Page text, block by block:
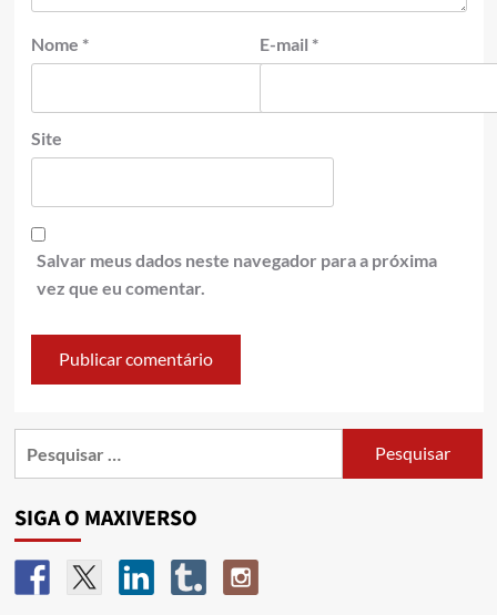
Nome * E-mail *
Site
Salvar meus dados neste navegador para a próxima
vez que eu comentar.
SIGA O MAXIVERSO